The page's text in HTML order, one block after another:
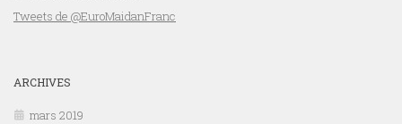
Tweets de @EuroMaidanFranc
ARCHIVES
mars 2019